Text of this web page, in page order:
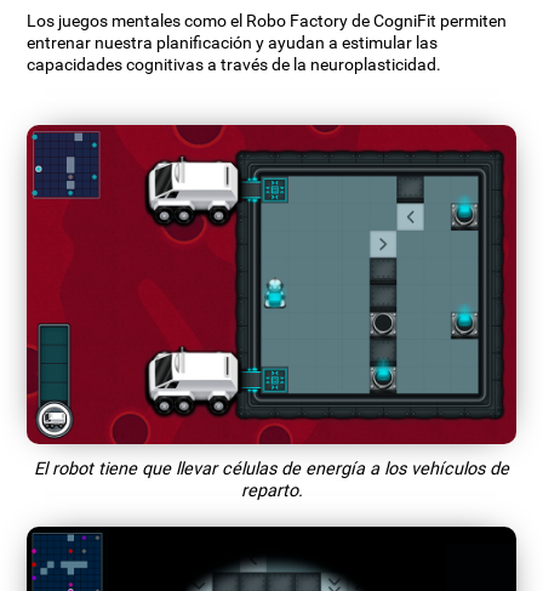
Los juegos mentales como el Robo Factory de CogniFit permiten
entrenar nuestra planificación y ayudan a estimular las
capacidades cognitivas a través de la neuroplasticidad.
El robot tiene que llevar células de energía a los vehículos de
reparto.